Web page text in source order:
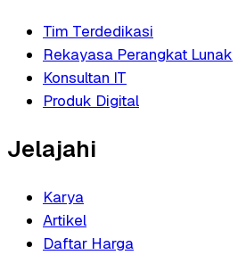
Tim Terdedikasi
Rekayasa Perangkat Lunak
Konsultan IT
Produk Digital
Jelajahi
Karya
Artikel
Daftar Harga